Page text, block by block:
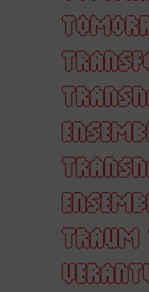
TRAUM